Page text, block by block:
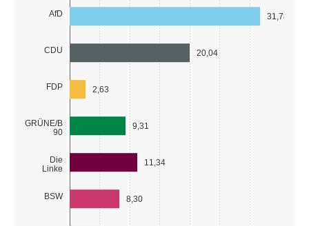
AfD
CDU
FDP
GRÜNE/B
90
Die
Linke
BSW
31,78
20,04
2,63
9,31
11,34
8,30